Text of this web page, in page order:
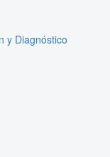
y Diagnóstico